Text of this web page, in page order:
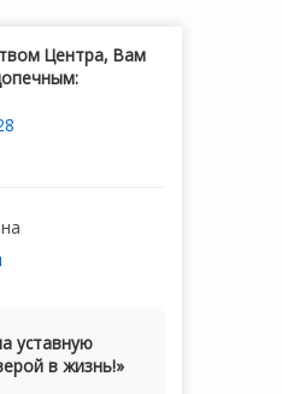
Центра, Вам
уставную
в жизнь!»